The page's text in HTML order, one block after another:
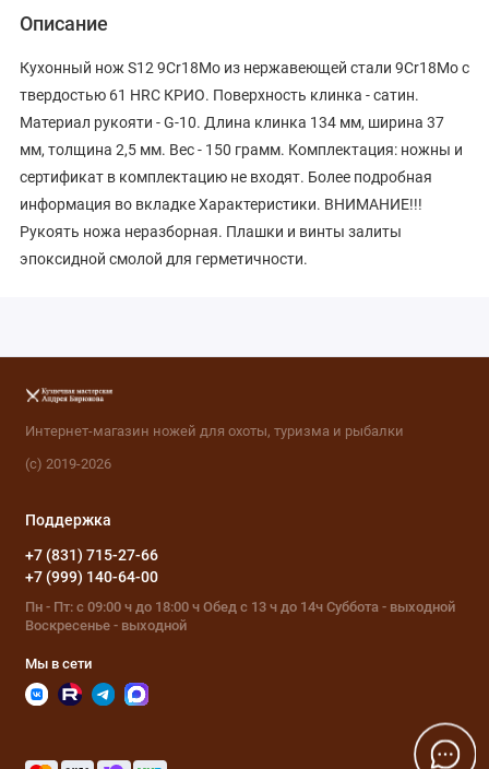
Описание
Кухонный нож S12 9Cr18Mo из нержавеющей стали 9Cr18Mo с
твердостью 61 HRC КРИО. Поверхность клинка - сатин.
Материал рукояти - G-10. Длина клинка 134 мм, ширина 37
мм, толщина 2,5 мм. Вес - 150 грамм. Комплектация: ножны и
сертификат в комплектацию не входят. Более подробная
информация во вкладке Характеристики. ВНИМАНИЕ!!!
Рукоять ножа неразборная. Плашки и винты залиты
эпоксидной смолой для герметичности.
Интернет-магазин ножей для охоты, туризма и рыбалки
(с) 2019-2026
Поддержка
+7 (831) 715-27-66
+7 (999) 140-64-00
Пн - Пт: с 09:00 ч до 18:00 ч Обед с 13 ч до 14ч Суббота - выходной
Воскресенье - выходной
Мы в сети